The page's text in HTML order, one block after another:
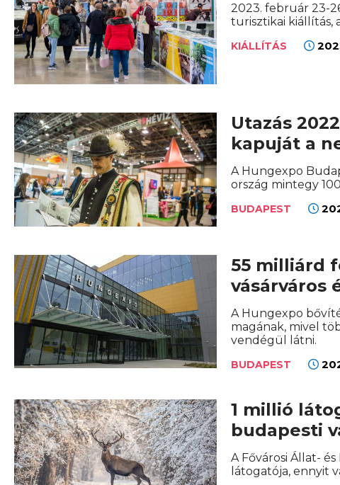
2023. február 23-
turisztikai kiállítás,
KIÁLLÍTÁS
Utazás
kapuját a
A Hungexpo
ország mintegy
BUDAPEST
55 milliárd
vásárváros
A Hungexpo
magának, mivel
vendégül látni.
BUDAPEST
1 millió
budapesti
A Fővárosi Állat-
látogatója, ennyit